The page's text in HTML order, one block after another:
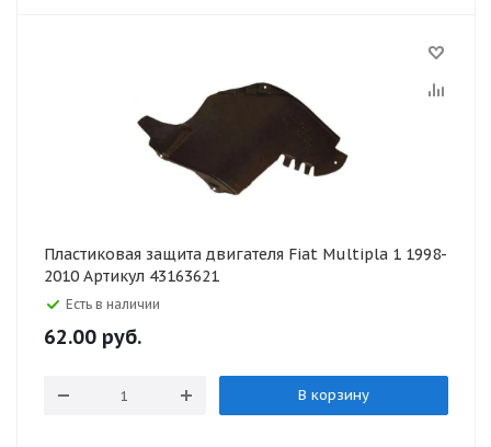
Пластиковая защита двигателя Fiat Multipla 1 1998-
2010 Артикул 43163621
Есть в наличии
62.00 руб.
В корзину